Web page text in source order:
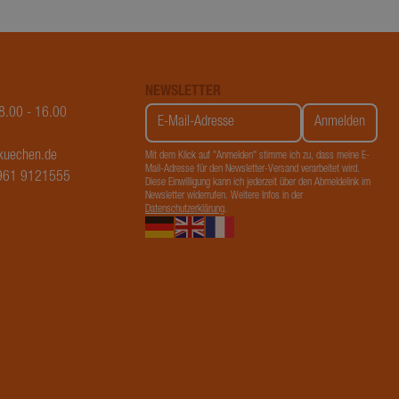
- 16.00
9121555
NEWSLETTER
Mit dem Klick auf "Anmelden" stimme ich zu, dass meine E-
Mail-Adresse für den Newsletter-Versand verarbeitet wird.
Diese Einwilligung kann ich jederzeit über den Abmeldelink im
Newsletter widerrufen. Weitere Infos in der
Datenschutzerklärung.
Universal
Cookie
zu
Es ist in
von
für